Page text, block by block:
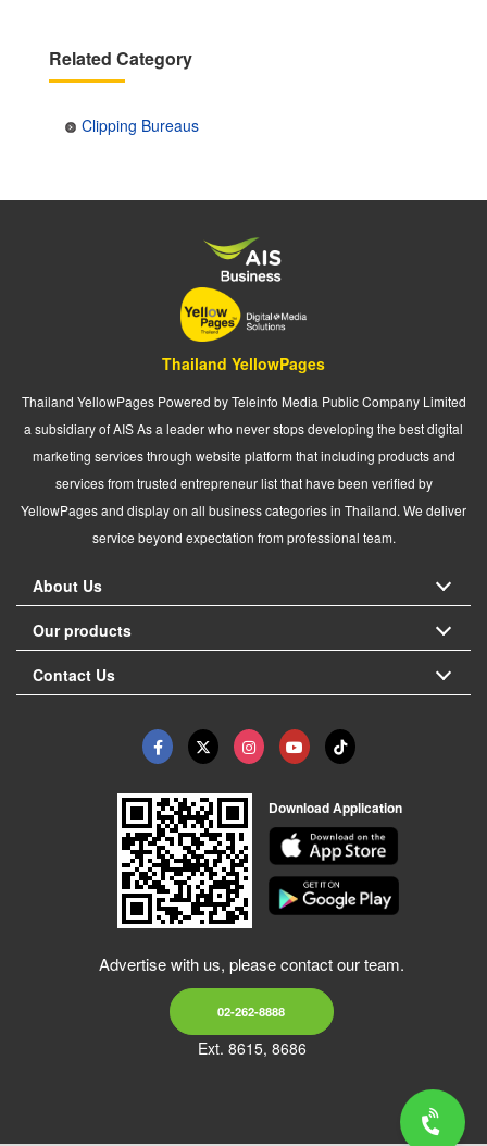
Related Category
Clipping Bureaus
Thailand YellowPages
Thailand YellowPages Powered by Teleinfo Media Public Company Limited
a subsidiary of AIS As a leader who never stops developing the best digital
marketing services through website platform that including products and
services from trusted entrepreneur list that have been verified by
YellowPages and display on all business categories in Thailand. We deliver
service beyond expectation from professional team.
About Us
Our products
Contact Us
Download Application
Advertise with us, please contact our team.
02-262-8888
Ext. 8615, 8686